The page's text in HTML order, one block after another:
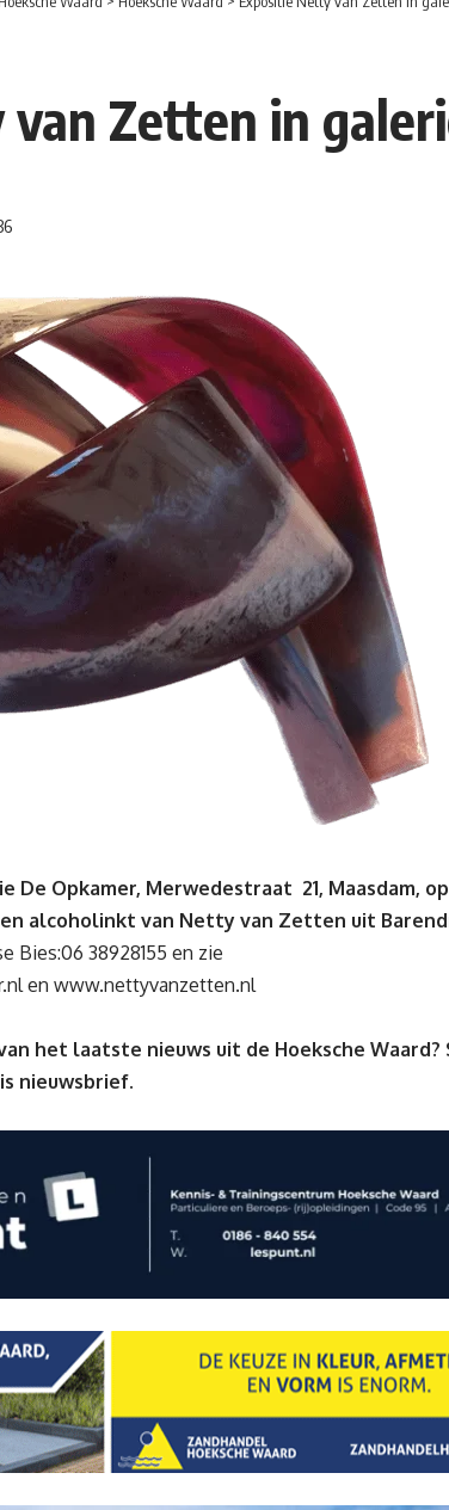
Zetten in
De Opkamer, Merwedestraat 21, Maasdam,
alcoholinkt van Netty van Zetten uit
Bies:06 38928155 en zie
en www.nettyvanzetten.nl
het laatste nieuws uit de Hoeksche Waard?
nieuwsbrief.